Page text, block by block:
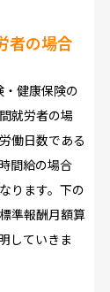
者の場合
健康保険の
就労者の場
働日数である
間給の場合
ります。下の
準報酬月額算
していきま